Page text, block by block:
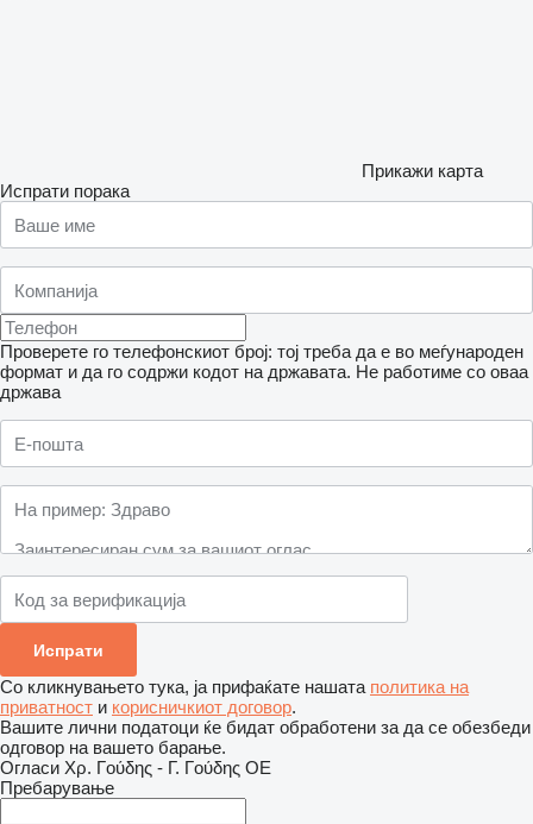
Прикажи карта
Испрати порака
Проверете го телефонскиот број: тој треба да е во меѓународен
формат и да го содржи кодот на државата. Не работиме со оваа
држава
Со кликнувањето тука, ја прифаќате нашата политика на
приватност и корисничкиот договор.
Вашите лични податоци ќе бидат обработени за да се обезбеди
одговор на вашето барање.
Огласи Χρ. Γούδης - Γ. Γούδης ΟΕ
Пребарување